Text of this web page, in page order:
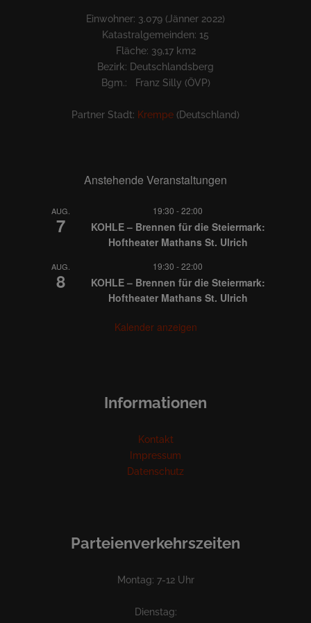
Einwohner: 3.079 (Jänner 2022)
Katastralgemeinden: 15
Fläche: 39,17 km2
Bezirk: Deutschlandsberg
Bgm.: Franz Silly (ÖVP)
Partner Stadt: Krempe (Deutschland)
Anstehende Veranstaltungen
AUG.
7
19:30 -22:00
KOHLE – Brennen für die Steiermark:
Hoftheater Mathans St. Ulrich
AUG.
8
19:30 -22:00
KOHLE – Brennen für die Steiermark:
Hoftheater Mathans St. Ulrich
Kalender anzeigen
Informationen
Kontakt
Impressum
Datenschutz
Parteienverkehrszeiten
Montag: 7-12 Uhr
Dienstag: